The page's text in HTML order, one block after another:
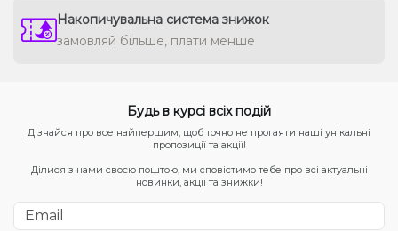
Накопичувальна система знижок
замовляй більше, плати менше
Будь в курсі всіх подій
Дізнайся про все найпершим, щоб точно не прогаяти наші унікальні
пропозиції та акції!
Ділися з нами своєю поштою, ми сповістимо тебе про всі актуальні
новинки, акції та знижки!